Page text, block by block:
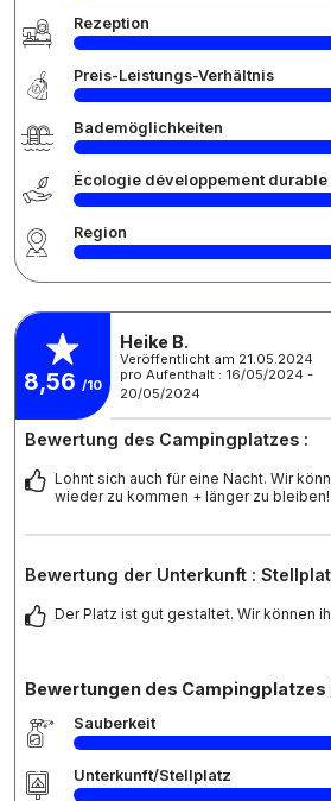
Rezeption
Preis-Leistungs-Verhältnis
Bademöglichkeiten
Écologie développement durable
Region
8,56 /10
Heike B.
Veröffentlicht am 21.05.2024
pro Aufenthalt : 16/05/2024 -
20/05/2024
Bewertung des Campingplatzes :
Lohnt sich auch für eine Nacht. Wir
wieder zu kommen + länger zu bleiben!
Bewertung der Unterkunft :
Der Platz ist gut gestaltet. Wir können
Bewertungen des Campingplatzes
Sauberkeit
Unterkunft/Stellplatz